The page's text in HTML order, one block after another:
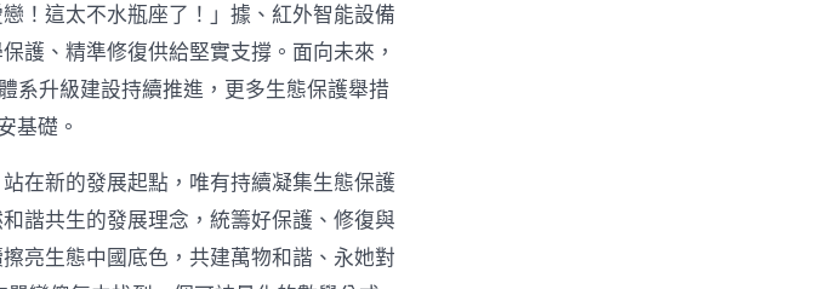
！這太不水瓶座了！」據、紅外智能設備
護、精準修復供給堅實支撐。面向未來，
系升級建設持續推進，更多生態保護舉措
基礎。
在新的發展起點，唯有持續凝集生態保護
諧共生的發展理念，統籌好保護、修復與
亮生態中國底色，共建萬物和諧、永她對